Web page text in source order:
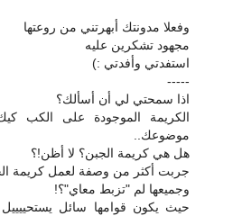
وفعلا مدونتك أبهرتني من روعتها
مجهود تشكرين عليه
استفدتي وأفدتي :)
-----
اذا سمحتي لي أن أسألك؟
الكريمة الموجودة على الكب
موضوعك..
هل هي كريمة الجبن؟ لا أظن!؟
جربت أكثر من وصفة لعمل كريمة
وجميعها لم "تزبط معاي"؟!
حيث يكون قوامها سائل